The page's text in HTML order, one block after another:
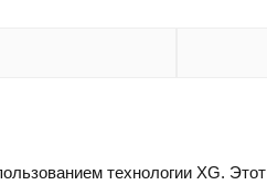
технологии XG. Этот